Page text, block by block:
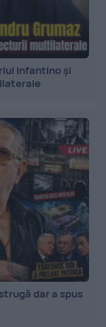
Infantino și
dar a spus